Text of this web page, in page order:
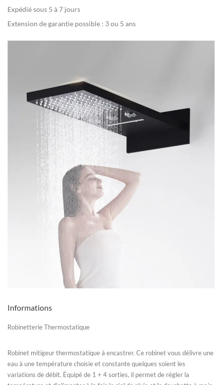
Expédié sous 5 à 7 jours
Extension de garantie possible : 3 ou 5 ans
Informations
Robinetterie Thermostatique
Robinet mitigeur thermostatique à encastrer. Ce robinet vous délivre une
eau à une température choisie et constante quelques soient les
variations de débit. Équipé de 1 + 4 sorties, il permet de régler la